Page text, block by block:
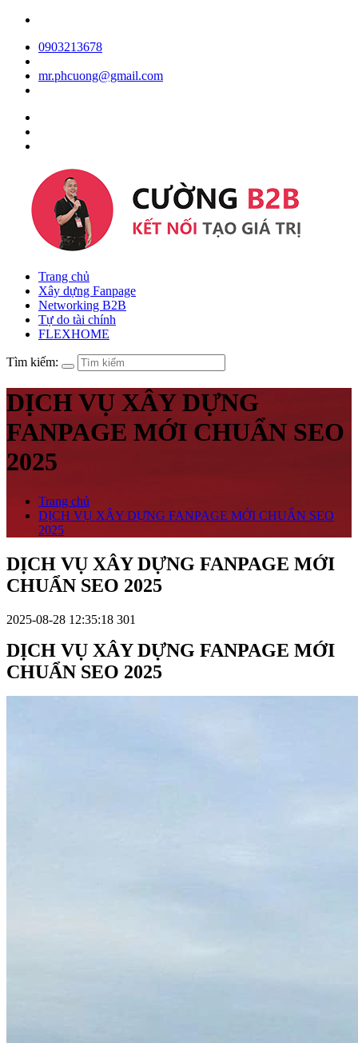
0903213678
mr.phcuong@gmail.com
Trang chủ
Xây dựng Fanpage
Networking B2B
Tự do tài chính
FLEXHOME
Tìm kiếm:
DỊCH VỤ XÂY DỰNG
FANPAGE MỚI CHUẨN SEO
2025
Trang chủ
DỊCH VỤ XÂY DỰNG FANPAGE MỚI CHUẨN SEO
2025
DỊCH VỤ XÂY DỰNG FANPAGE MỚI
CHUẨN SEO 2025
2025-08-28 12:35:18 301
DỊCH VỤ XÂY DỰNG FANPAGE MỚI
CHUẨN SEO 2025